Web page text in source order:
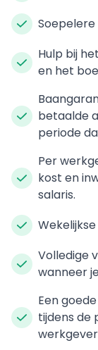
Hulp bij
en het
betaalde
periode
Per
kost en
salaris.
Volledige
wanneer
Een
tijdens de